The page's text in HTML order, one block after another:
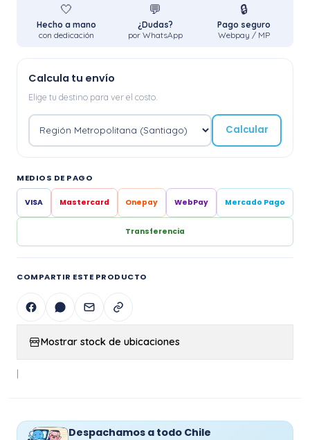
🤍
Hecho a mano
con dedicación
💬
¿Dudas?
por WhatsApp
🔒
Pago seguro
Webpay / MP
Calcula tu envío
Elige tu destino para ver el costo.
Calcular
MEDIOS DE PAGO
VISA Mastercard Onepay WebPay Mercado Pago
Transferencia
COMPARTIR ESTE PRODUCTO
Mostrar stock de ubicaciones
|
Despachamos a todo Chile